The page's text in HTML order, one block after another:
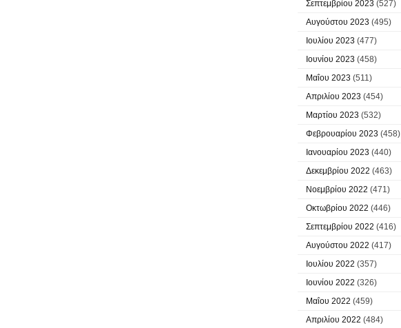
Σεπτεμβρίου 2023 (527)
Αυγούστου 2023 (495)
Ιουλίου 2023 (477)
Ιουνίου 2023 (458)
Μαΐου 2023 (511)
Απριλίου 2023 (454)
Μαρτίου 2023 (532)
Φεβρουαρίου 2023 (458)
Ιανουαρίου 2023 (440)
Δεκεμβρίου 2022 (463)
Νοεμβρίου 2022 (471)
Οκτωβρίου 2022 (446)
Σεπτεμβρίου 2022 (416)
Αυγούστου 2022 (417)
Ιουλίου 2022 (357)
Ιουνίου 2022 (326)
Μαΐου 2022 (459)
Απριλίου 2022 (484)